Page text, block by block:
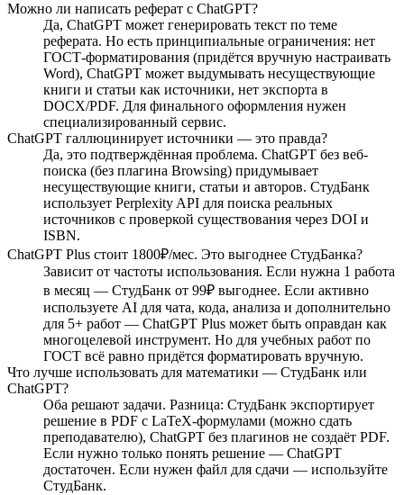
Можно ли написать реферат с ChatGPT?
Да, ChatGPT может генерировать текст по теме
реферата. Но есть принципиальные ограничения: нет
ГОСТ-форматирования (придётся вручную настраивать
Word), ChatGPT может выдумывать несуществующие
книги и статьи как источники, нет экспорта в
DOCX/PDF. Для финального оформления нужен
специализированный сервис.
ChatGPT галлюцинирует источники — это правда?
Да, это подтверждённая проблема. ChatGPT без веб-
поиска (без плагина Browsing) придумывает
несуществующие книги, статьи и авторов. СтудБанк
использует Perplexity API для поиска реальных
источников с проверкой существования через DOI и
ISBN.
ChatGPT Plus стоит 1800₽/мес. Это выгоднее СтудБанка?
Зависит от частоты использования. Если нужна 1 работа
в месяц — СтудБанк от 99₽ выгоднее. Если активно
используете AI для чата, кода, анализа и дополнительно
для 5+ работ — ChatGPT Plus может быть оправдан как
многоцелевой инструмент. Но для учебных работ по
ГОСТ всё равно придётся форматировать вручную.
Что лучше использовать для математики — СтудБанк или
ChatGPT?
Оба решают задачи. Разница: СтудБанк экспортирует
решение в PDF с LaTeX-формулами (можно сдать
преподавателю), ChatGPT без плагинов не создаёт PDF.
Если нужно только понять решение — ChatGPT
достаточен. Если нужен файл для сдачи — используйте
СтудБанк.